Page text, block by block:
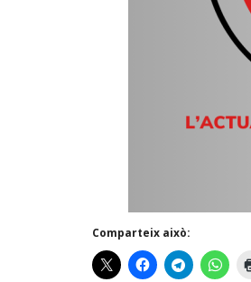
Comparteix això: